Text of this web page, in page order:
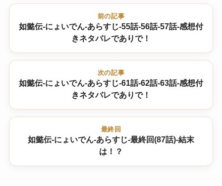
前の記事
如懿伝-にょいでん-あらすじ-55話-56話-57話-感想付
きネタバレでありで！
次の記事
如懿伝-にょいでん-あらすじ-61話-62話-63話-感想付
きネタバレでありで！
最終回
如懿伝-にょいでん-あらすじ-最終回(87話)-結末
は！？